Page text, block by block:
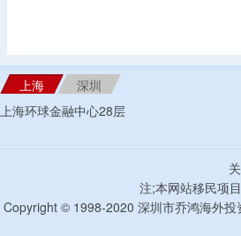
上海
深圳
上海环球金融中心28层
注;本网站移民项
Copyright © 1998-2020 深圳市乔鸿海外